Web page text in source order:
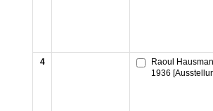
4
Raoul
1936